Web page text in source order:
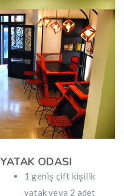
YATAK ODASI
1 geniş çift kişilik
yatak veya 2 adet